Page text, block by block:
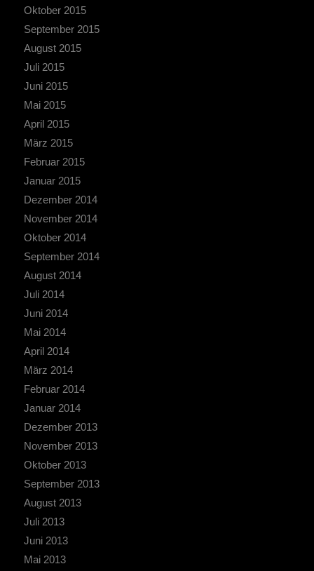
Oktober 2015
September 2015
August 2015
Juli 2015
Juni 2015
Mai 2015
April 2015
März 2015
Februar 2015
Januar 2015
Dezember 2014
November 2014
Oktober 2014
September 2014
August 2014
Juli 2014
Juni 2014
Mai 2014
April 2014
März 2014
Februar 2014
Januar 2014
Dezember 2013
November 2013
Oktober 2013
September 2013
August 2013
Juli 2013
Juni 2013
Mai 2013